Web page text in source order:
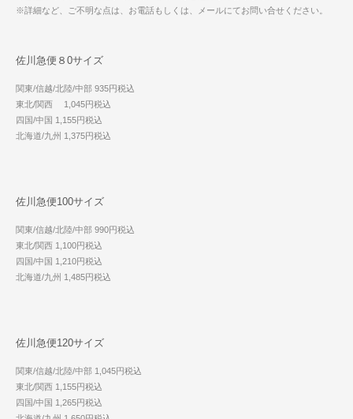
※詳細など、ご不明な点は、お電話もしくは、メールにてお問い合せください。
佐川急便８0サイズ
関東/信越/北陸/中部 935円税込
東北/関西 1,045円税込
四国/中国 1,155円税込
北海道/九州 1,375円税込
佐川急便100サイズ
関東/信越/北陸/中部 990円税込
東北/関西 1,100円税込
四国/中国 1,210円税込
北海道/九州 1,485円税込
佐川急便120サイズ
関東/信越/北陸/中部 1,045円税込
東北/関西 1,155円税込
四国/中国 1,265円税込